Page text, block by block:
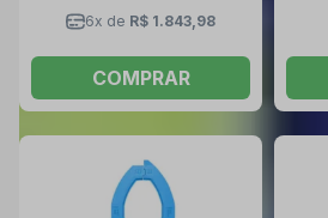
6x de R$ 1.843,98
COMPRAR